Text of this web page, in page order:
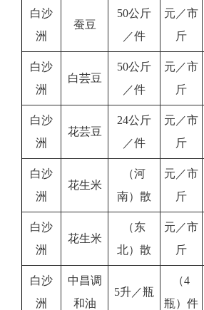
白沙
洲
蚕豆
50公斤
／件
元／市
斤
白沙
洲
白芸豆
50公斤
／件
元／市
斤
白沙
洲
花芸豆
24公斤
／件
元／市
斤
白沙
洲
花生米
（河
南）散
元／市
斤
白沙
洲
花生米
（东
北）散
元／市
斤
白沙
洲
中昌调
和油
5升／瓶
（4
瓶）件